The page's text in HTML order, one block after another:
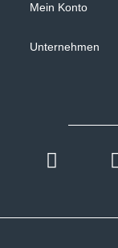
Mein Konto
Unternehmen